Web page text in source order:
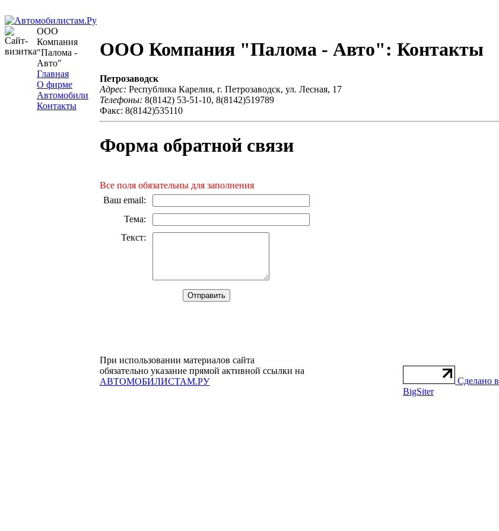
ООО
Компания
"Палома -
Авто"
Главная
О фирме
Автомобили
Контакты
ООО Компания "Палома - Авто": Контакты
Петрозаводск
Адрес: Республика Карелия, г. Петрозаводск, ул. Лесная, 17
Телефоны: 8(8142) 53-51-10, 8(8142)519789
Факс: 8(8142)535110
Форма обратной связи
Все поля обязательны для заполнения
Ваш email:
Тема:
Текст:
При использовании материалов сайта
обязательно указание прямой активной ссылки на
АВТОМОБИЛИСТАМ.РУ
Сделано в
BigSiter